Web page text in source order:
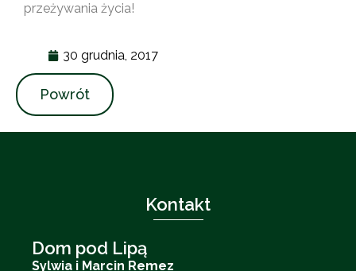
przeżywania życia!
30 grudnia, 2017
Powrót
Kontakt
Dom pod Lipą
Sylwia i Marcin Remez